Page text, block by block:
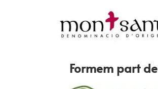
Formem part de